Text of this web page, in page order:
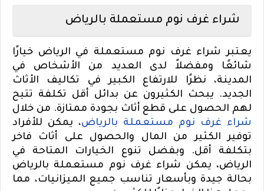
شراء غرف نوم مستعملة بالرياض
يعتبر شراء غرف نوم مستعملة في الرياض خيارًا
شائعًا ومفضلاً لدى العديد من الأشخاص في
المدينة، نظرًا للارتفاع الكبير في تكاليف الأثاث
الجديد. يبحث الكثيرون عن بدائل أقل تكلفة تتيح
لهم الحصول على قطع أثاث بجودة ممتازة. من خلال
شراء غرف نوم مستعملة بالرياض، يمكن للأفراد
توفير الكثير من المال والحصول على أثاث فاخر
بتكلفة أقل. وبفضل تنوع الخيارات المتاحة في
الرياض، يمكن شراء غرف نوم مستعملة بالرياض
بحالة جيدة وبأسعار تناسب جميع الميزانيات، مما